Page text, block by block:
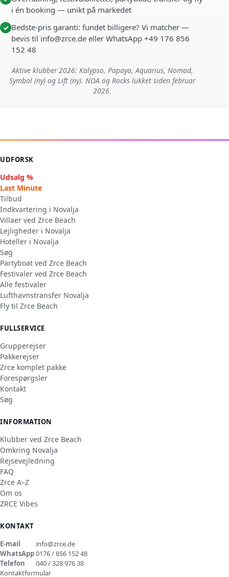
i én booking — unikt på markedet
✓ Bedste-pris garanti: fundet billigere? Vi matcher —
bevis til info@zrce.de eller WhatsApp +49 176 856
152 48
Aktive klubber 2026: Kalypso, Papaya, Aquarius, Nomad,
Symbol (ny) og Lift (ny). NOA og Rocks lukket siden februar
2026.
UDFORSK
Udsalg %
Last Minute
Tilbud
Indkvartering i Novalja
Villaer ved Zrce Beach
Lejligheder i Novalja
Hoteller i Novalja
Søg
Partyboat ved Zrce Beach
Festivaler ved Zrce Beach
Alle festivaler
Lufthavnstransfer Novalja
Fly til Zrce Beach
FULLSERVICE
Grupperejser
Pakkerejser
Zrce komplet pakke
Forespørgsler
Kontakt
Søg
INFORMATION
Klubber ved Zrce Beach
Omkring Novalja
Rejsevejledning
FAQ
Zrce A–Z
Om os
ZRCE Vibes
KONTAKT
E-mail
info@zrce.de
WhatsApp0176 / 856 152 48
Telefon
040 / 328 976 38
Kontaktformular